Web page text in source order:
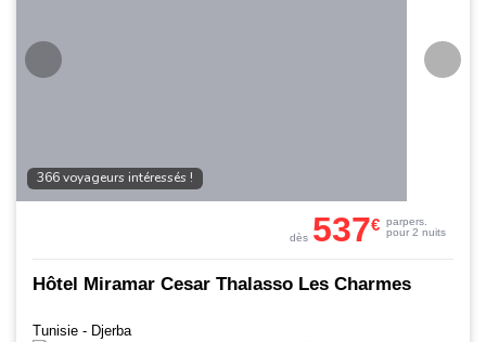
366 voyageurs intéressés !
Hôtel Miramar Cesar Thalasso Les Charmes
Tunisie - Djerba
dès 537€ parpers.
pour 2 nuits